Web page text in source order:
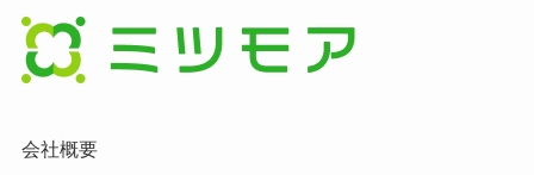
会社概要